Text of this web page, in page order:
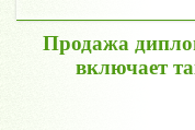
Продажа
включает